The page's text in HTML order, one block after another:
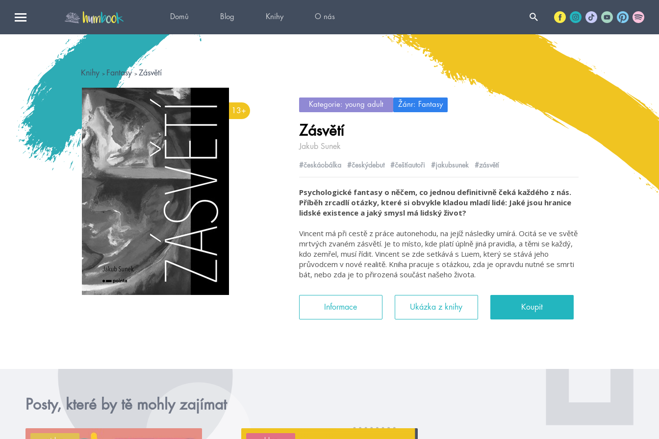
Domů Blog Knihy O nás
Knihy Fantasy Zásvětí
13+
Kategorie: young adult Žánr: Fantasy
Zásvětí
Jakub Sunek
#českáobálka #českýdebut #češtíautoři #jakubsunek #zásvětí
Psychologické fantasy o něčem, co jednou definitivně čeká každého z nás.
Příběh zrcadlí otázky, které si obvykle kladou mladí lidé: Jaké jsou hranice
lidské existence a jaký smysl má lidský život?
Vincent má při cestě z práce autonehodu, na jejíž následky umírá. Ocitá se ve světě
mrtvých zvaném zásvětí. Je to místo, kde platí úplně jiná pravidla, a těmi se každý,
kdo zemřel, musí řídit. Vincent se zde setkává s Luem, který se stává jeho
průvodcem v nové realitě. Kniha pracuje s otázkou, zda je opravdu nutné se smrti
bát, nebo zda je to přirozená součást našeho života.
Informace Ukázka z knihy Koupit
Posty, které by tě mohly zajímat